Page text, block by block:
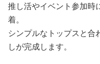
推し活やイベント参加時
着。
シンプルなトップスと合
しが完成します。